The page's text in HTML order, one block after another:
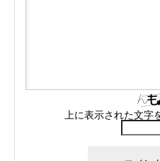
上に表示された文字